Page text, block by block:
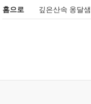
홈으로 깊은산속 옹달샘